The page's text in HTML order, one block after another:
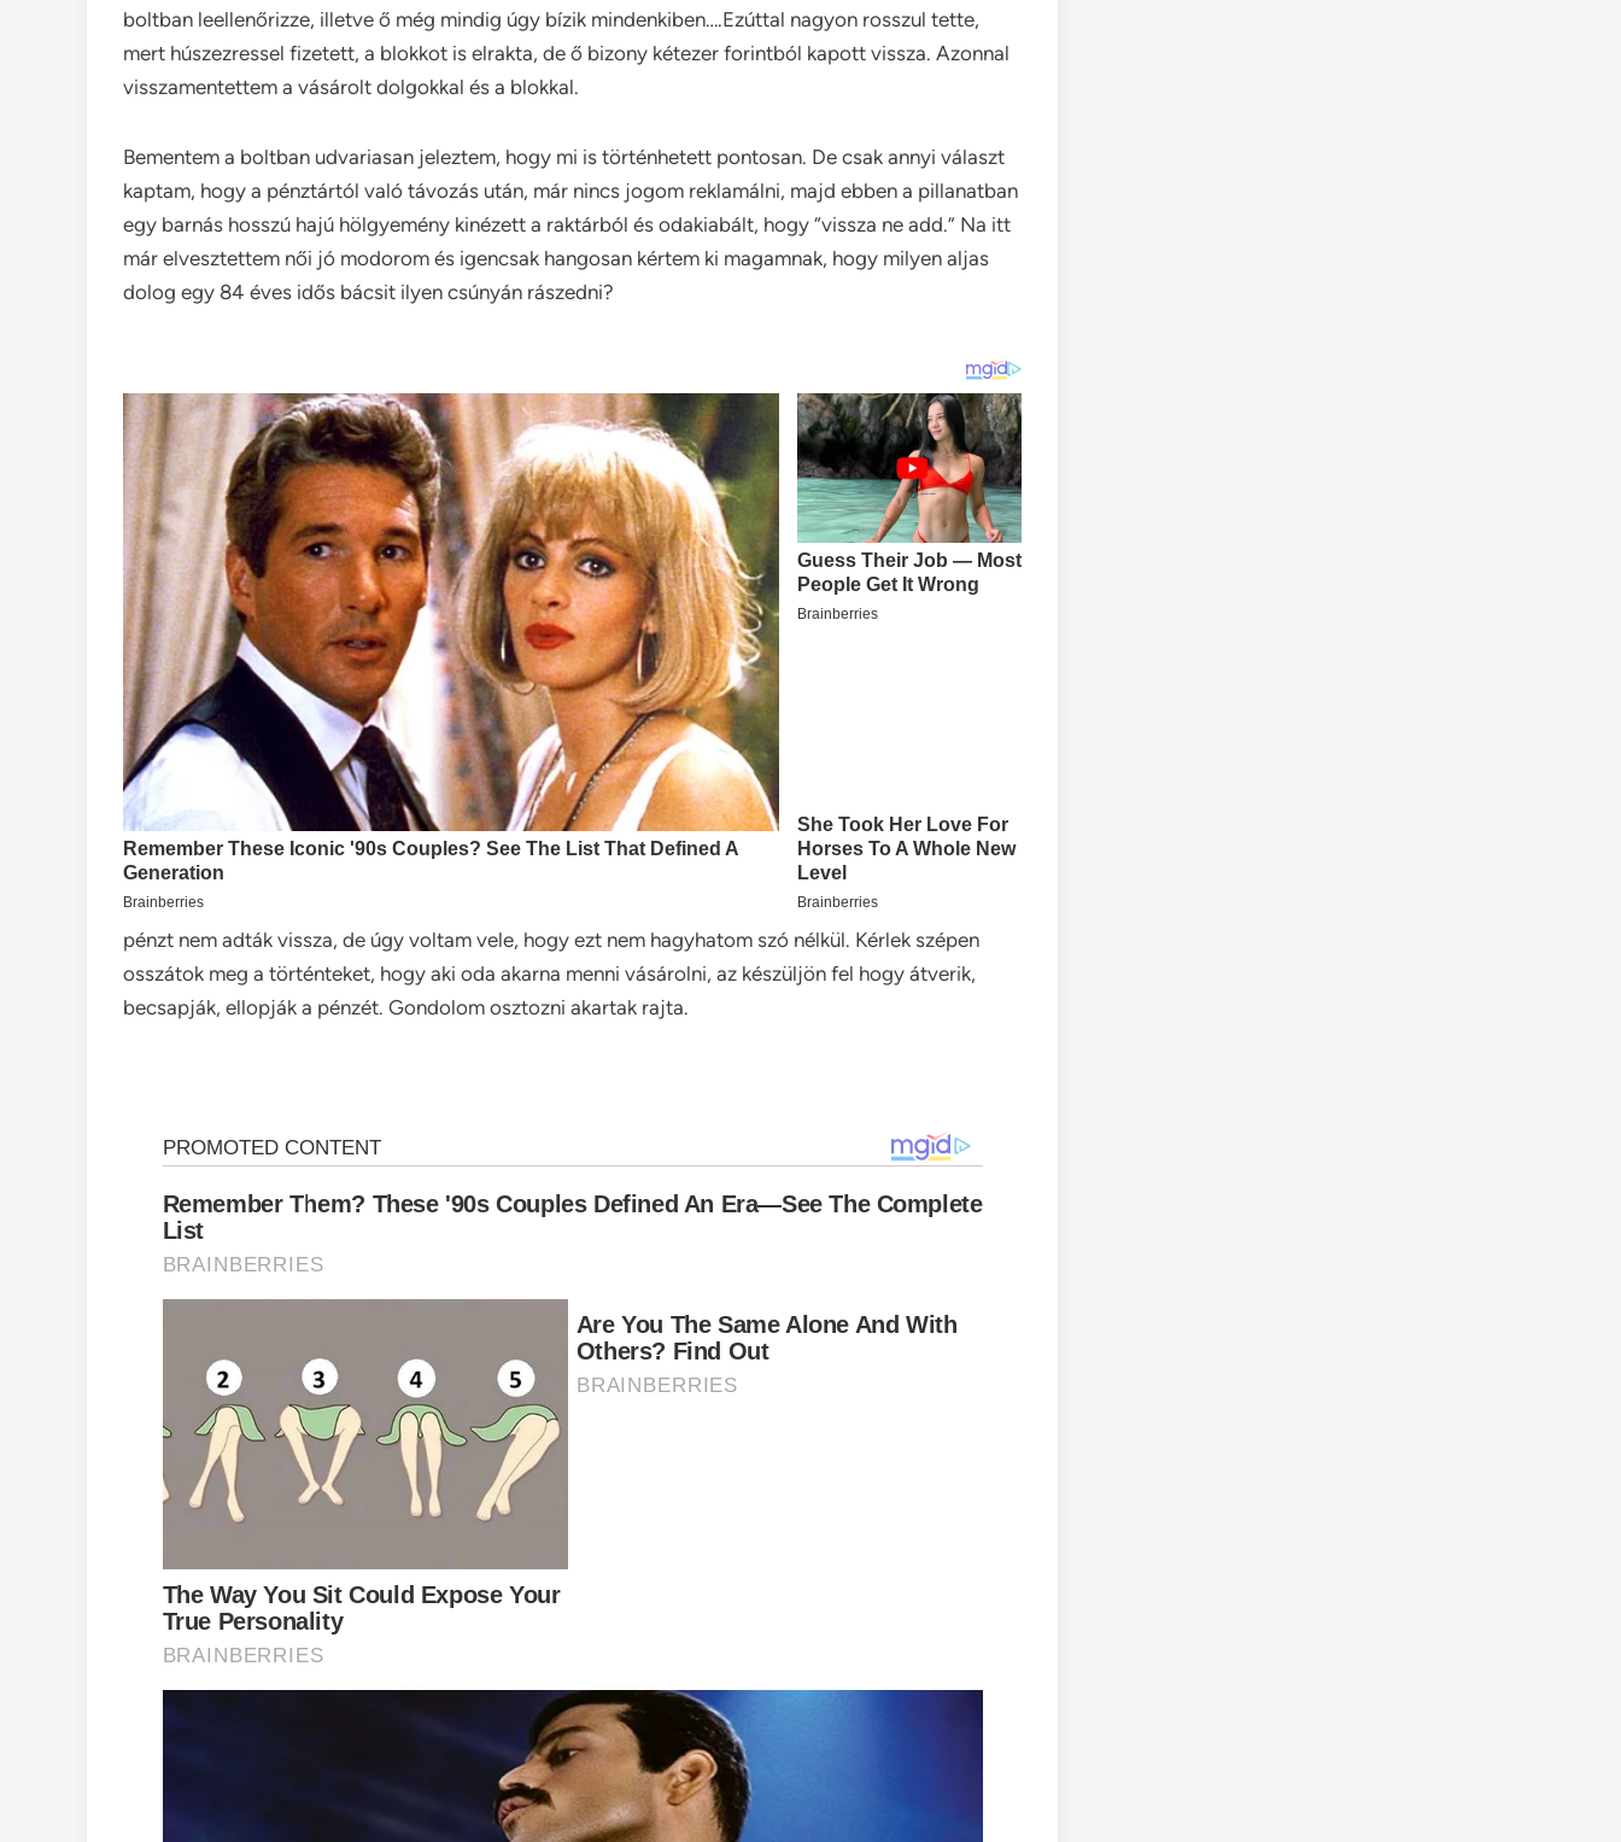
boltban leellenőrizze, illetve ő még mindig úgy bízik mindenkiben….Ezúttal nagyon rosszul tette,
mert húszezressel fizetett, a blokkot is elrakta, de ő bizony kétezer forintból kapott vissza. Azonnal
visszamentettem a vásárolt dolgokkal és a blokkal.
Bementem a boltban udvariasan jeleztem, hogy mi is történhetett pontosan. De csak annyi választ
kaptam, hogy a pénztártól való távozás után, már nincs jogom reklamálni, majd ebben a pillanatban
egy barnás hosszú hajú hölgyemény kinézett a raktárból és odakiabált, hogy “vissza ne add.” Na itt
már elvesztettem női jó modorom és igencsak hangosan kértem ki magamnak, hogy milyen aljas
dolog egy 84 éves idős bácsit ilyen csúnyán rászedni?
pénzt nem adták vissza, de úgy voltam vele, hogy ezt nem hagyhatom szó nélkül. Kérlek szépen
osszátok meg a történteket, hogy aki oda akarna menni vásárolni, az készüljön fel hogy átverik,
becsapják, ellopják a pénzét. Gondolom osztozni akartak rajta.